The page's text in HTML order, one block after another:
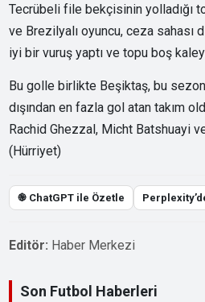
Tecrübeli file bekçisinin yolladığı
ve Brezilyalı oyuncu, ceza sahası
iyi bir vuruş yaptı ve topu boş
Bu golle birlikte Beşiktaş, bu
dışından en fazla gol atan takım
Rachid Ghezzal, Micht Batshuayi
(Hürriyet)
֎ ChatGPT ile Özetle
Editör: Haber Merkezi
Son Futbol Haberleri